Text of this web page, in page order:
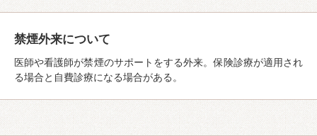
禁煙外来について
医師や看護師が禁煙のサポートをする外来。保険診療が適用され
る場合と自費診療になる場合がある。